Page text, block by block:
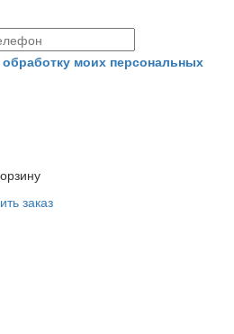
обработку моих персональных
заказ